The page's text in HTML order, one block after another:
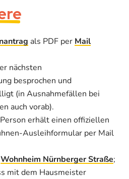
als PDF per Mail
nächsten
besprochen und
(in Ausnahmefällen bei
auch vorab).
erhält einen offiziellen
Ausleihformular per Mail
Wohnheim Nürnberger Straße;
mit dem Hausmeister